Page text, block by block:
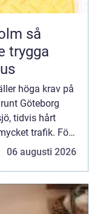
så
trygga
höga krav på
Göteborg
tidvis hårt
trafik. För
och gärna lite ...
06 augusti 2026